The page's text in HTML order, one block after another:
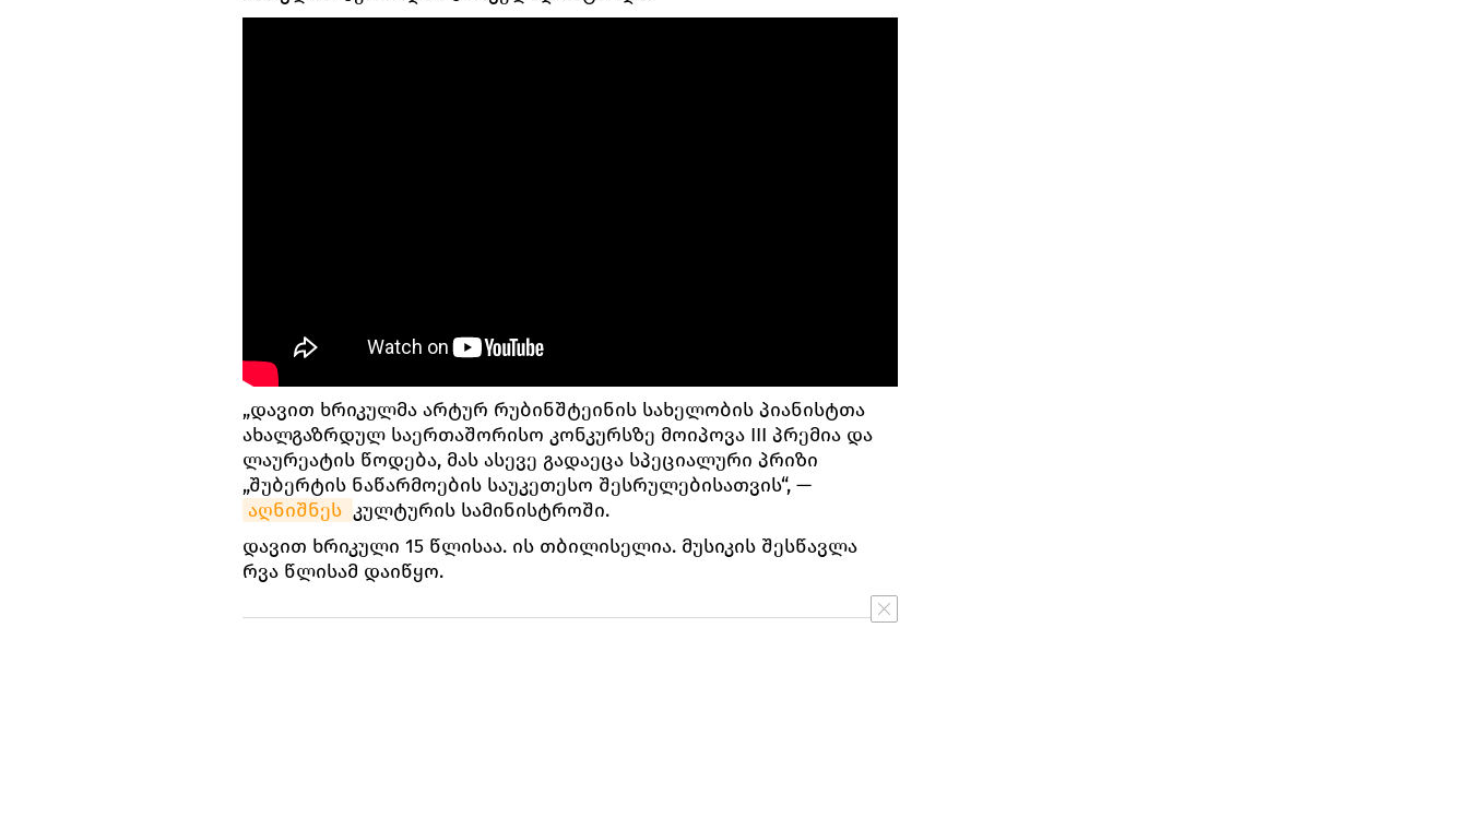
„დავით ხრიკულმა არტურ რუბინშტეინის სახელობის პიანისტთა
ახალგაზრდულ საერთაშორისო კონკურსზე მოიპოვა III პრემია და
ლაურეატის წოდება, მას ასევე გადაეცა სპეციალური პრიზი
„შუბერტის ნაწარმოების საუკეთესო შესრულებისათვის“, —
აღნიშნეს კულტურის სამინისტროში.
დავით ხრიკული 15 წლისაა. ის თბილისელია. მუსიკის შესწავლა
რვა წლისამ დაიწყო.